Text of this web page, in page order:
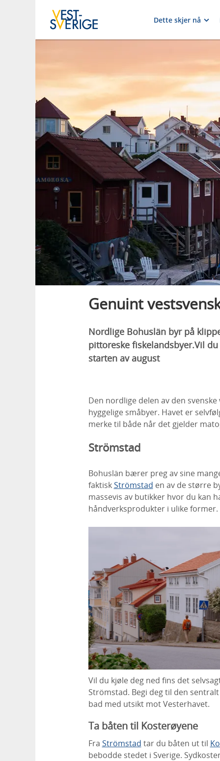
Dette skjer nå
Genuint
Nordlige Bohuslän byr på
pittoreske fiskelandsbyer.Vil
starten av august
Den nordlige delen av den
hyggelige småbyer. Havet er
merke til både når det gjelder
Strömstad
Bohuslän bærer preg av sine
faktiskStrömstad en av de større
massevis av butikker hvor du kan
håndverksprodukter i ulike former.
Vil du kjøle deg ned fins det
Strömstad. Begi deg til den
bad med utsikt mot Vesterhavet.
Ta båten til Kosterøyene
Fra Strömstad tar du båten ut til
bebodde stedet i Sverige.